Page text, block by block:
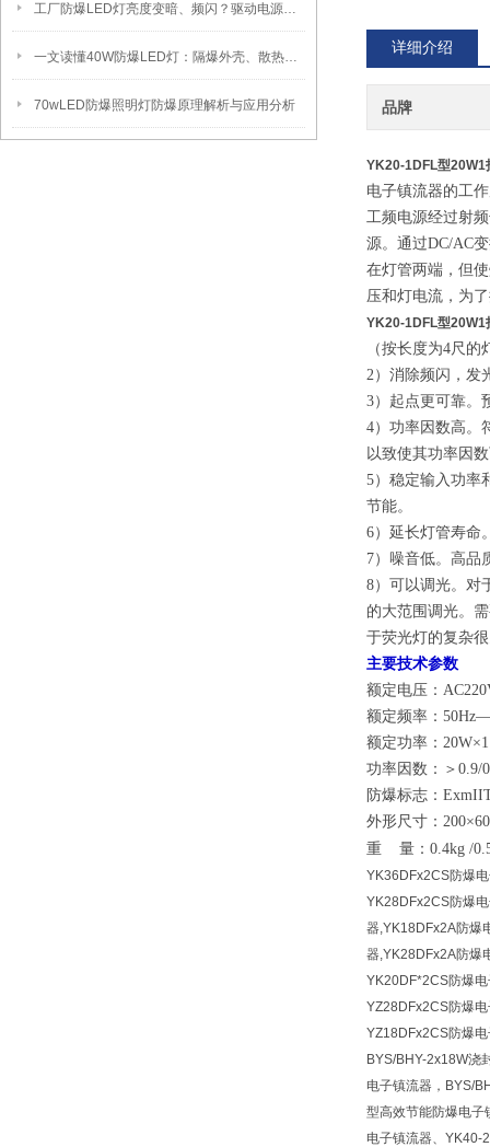
工厂防爆LED灯亮度变暗、频闪？驱动电源故障检修方法
一文读懂40W防爆LED灯：隔爆外壳、散热、防爆认证原理
70wLED防爆照明灯防爆原理解析与应用分析
详细介绍
品牌
YK20-1DFL型20W1
电子镇流器的工
工频电源经过射
源。通过DC/AC
在灯管两端，但
压和灯电流，为
YK20-1DFL型20W1
（按长度为4尺
2）消除频闪，发
3）起点更可靠。
4）功率因数高。
以致使其功率因
5）稳定输入功率
节能。
6）延长灯管寿命
7）噪音低。高品
8）可以调光。对
的大范围调光。
于荧光灯的复杂
主要技术参数
额定电压：
额定频率：
额定功率：20W×1
功率因数：＞0.9/
防爆标志：
外形尺寸：
重 量：0.4kg /
YK36DFx2CS防爆
YK28DFx2CS防爆
器,YK18DFx2A防爆
器,YK28DFx2A防爆
YK20DF*2CS防爆
YZ28DFx2CS防爆
YZ18DFx2CS防爆
BYS/BHY-2x18W浇
电子镇流器，BYS/
型高效节能防爆电
电子镇流器、YK40-